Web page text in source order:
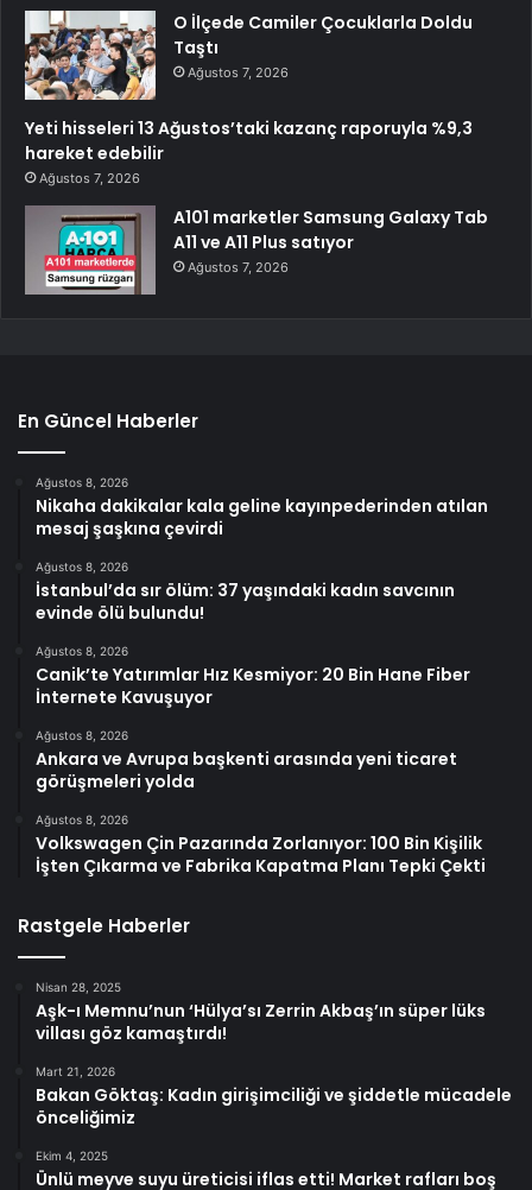
O İlçede Camiler Çocuklarla Doldu
Taştı
Ağustos 7, 2026
Yeti hisseleri 13 Ağustos’taki kazanç raporuyla %9,3
hareket edebilir
Ağustos 7, 2026
A101 marketler Samsung Galaxy Tab
A11 ve A11 Plus satıyor
Ağustos 7, 2026
En Güncel Haberler
Ağustos 8, 2026
Nikaha dakikalar kala geline kayınpederinden atılan
mesaj şaşkına çevirdi
Ağustos 8, 2026
İstanbul’da sır ölüm: 37 yaşındaki kadın savcının
evinde ölü bulundu!
Ağustos 8, 2026
Canik’te Yatırımlar Hız Kesmiyor: 20 Bin Hane Fiber
İnternete Kavuşuyor
Ağustos 8, 2026
Ankara ve Avrupa başkenti arasında yeni ticaret
görüşmeleri yolda
Ağustos 8, 2026
Volkswagen Çin Pazarında Zorlanıyor: 100 Bin Kişilik
İşten Çıkarma ve Fabrika Kapatma Planı Tepki Çekti
Rastgele Haberler
Nisan 28, 2025
Aşk-ı Memnu’nun ‘Hülya’sı Zerrin Akbaş’ın süper lüks
villası göz kamaştırdı!
Mart 21, 2026
Bakan Göktaş: Kadın girişimciliği ve şiddetle mücadele
önceliğimiz
Ekim 4, 2025
Ünlü meyve suyu üreticisi iflas etti! Market rafları boş